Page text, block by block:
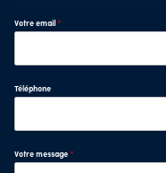
Votre email*
Téléphone
Votre message*